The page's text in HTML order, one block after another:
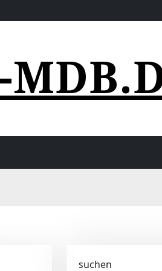
suchen